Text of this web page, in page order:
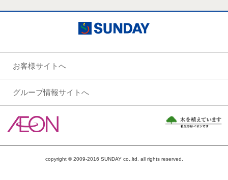
お客様サイトへ
グループ情報サイトへ
copyright © 2009-2016 SUNDAY co.,ltd. all rights reserved.